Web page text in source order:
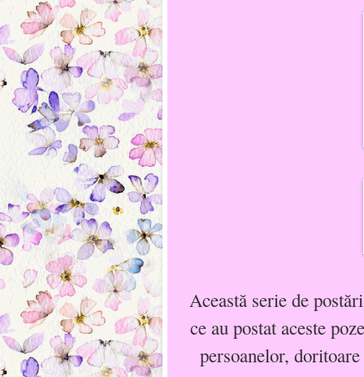
Această serie de
ce au postat aceste
persoanelor,